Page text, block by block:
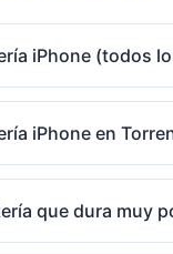
iPhone (todos
iPhone en
que dura muy